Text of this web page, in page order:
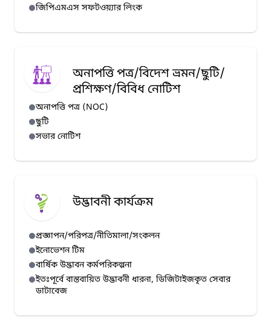
জিপিএমএস সফটওয়্যার লিংক
অনাপত্তি পত্র/বিদেশ ভ্রমন/ছুটি/
প্রশিক্ষণ/বিবিধ নোটিশ
অনাপত্তি পত্র (NOC)
ছুটি
সভার নোটিশ
উদ্ভাবনী কার্যক্রম
প্রজ্ঞাপন/পরিপত্র/নীতিমালা/সংকলন
ইনোভেশন টিম
বার্ষিক উদ্ভাবন কর্মপরিকল্পনা
ইতঃপূর্বে বাস্তবায়িত উদ্ভাবনী ধারনা, ডিজিটাইজকৃত সেবার
ডাটাবেজ